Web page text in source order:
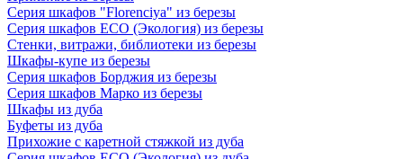
Серия шкафов "Florenciya" из березы
Серия шкафов ECO (Экология) из березы
Стенки, витражи, библиотеки из березы
Шкафы-купе из березы
Серия шкафов Борджия из березы
Серия шкафов Марко из березы
Шкафы из дуба
Буфеты из дуба
Прихожие с каретной стяжкой из дуба